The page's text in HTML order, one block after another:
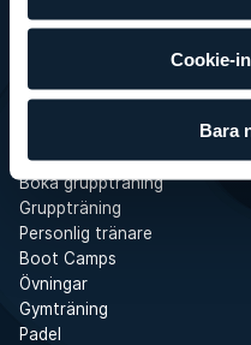
Cookie-
Bara
Press
Investor Relations
WhistleBlower
Tjänster
Boka gruppträning
Gruppträning
Personlig tränare
Boot Camps
Övningar
Gymträning
Padel